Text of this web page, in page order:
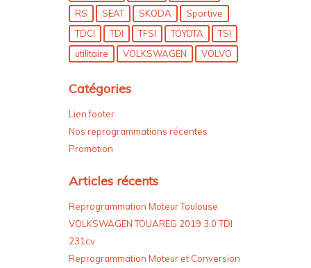
RS
SEAT SKODA
Sportive
TDCI
TDI TFSI TOYOTA
TSI
utilitaire
VOLKSWAGEN VOLVO
Catégories
Lien footer
Nos reprogrammations récentes
Promotion
Articles récents
Reprogrammation Moteur Toulouse
VOLKSWAGEN TOUAREG 2019 3.0 TDI
231cv
Reprogrammation Moteur et Conversion